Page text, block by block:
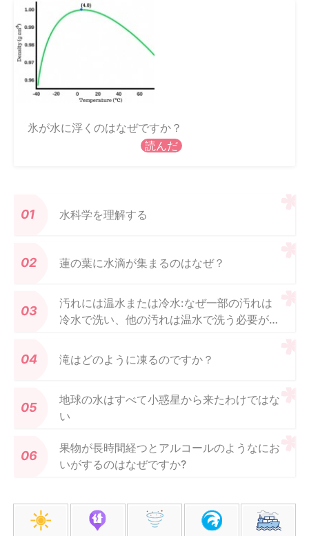
氷が水に浮くのはなぜですか？
読んだ
水科学を理解する
蓮の葉に水滴が集まるのはなぜ？
汚れには温水または冷水:なぜ一部の汚れは
冷水で洗い、他の汚れは温水で洗う必要があ
滝はどのように凍るのですか？
地球の水はすべて小惑星から来たわけではな
い
果物が長時間経つとアルコールのようなにお
いがするのはなぜですか?